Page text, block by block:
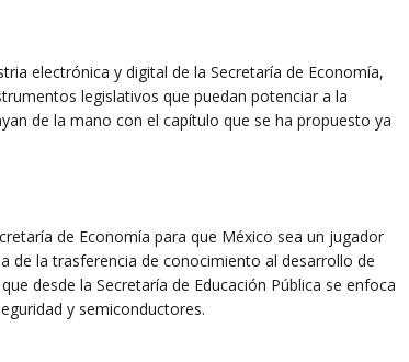
electrónica y digital de la Secretaría de Economía,
legislativos que puedan potenciar a la
de la mano con el capítulo que se ha propuesto ya
de Economía para que México sea un jugador
de la trasferencia de conocimiento al desarrollo de
desde la Secretaría de Educación Pública se enfoca
y semiconductores.